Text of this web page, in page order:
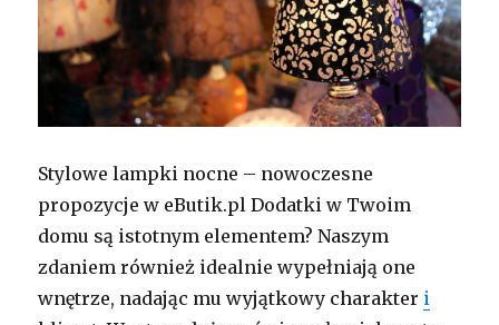
Stylowe lampki nocne – nowoczesne
propozycje w eButik.pl Dodatki w Twoim
domu są istotnym elementem? Naszym
zdaniem również idealnie wypełniają one
wnętrze, nadając mu wyjątkowy charakter i